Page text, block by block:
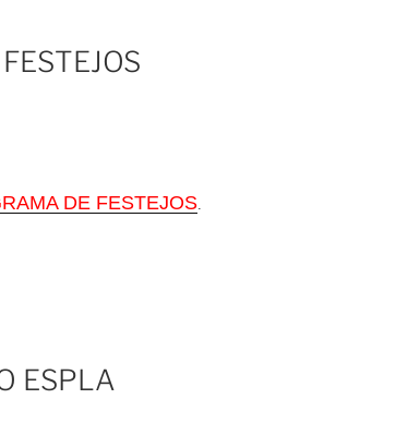
DE FESTEJOS
ESPLA